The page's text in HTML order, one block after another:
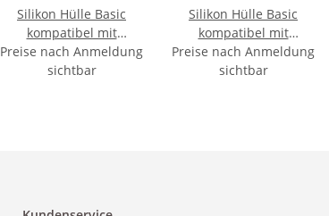
Silikon Hülle Basic
kompatibel mit
Samsung Galaxy S21+
Transparent
Preise nach Anmeldung
sichtbar
Silikon Hülle Basic
kompatibel mit
Samsung Galaxy Z Flip
4 Schwarz
Preise nach Anmeldung
sichtbar